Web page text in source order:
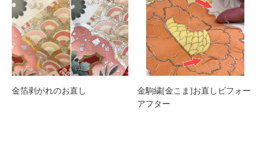
金箔剥がれのお直し
金駒繍[金こま]お直しビフォー
アフター